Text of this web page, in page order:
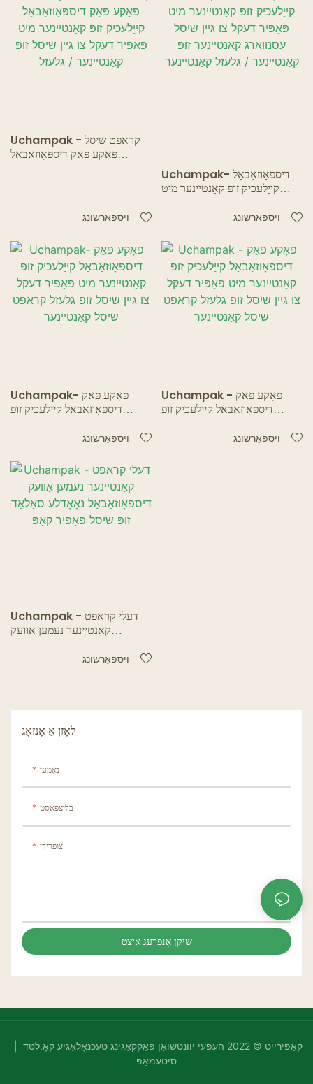
Uchampak - קראַפט שיסל
פּאָקע פּאַק דיספּאָוזאַבאַל
ויספאָרשונג
Uchampak- דיספּאָוזאַבאַל
קייַלעכיק זופּ קאַנטיינער מיט
עסנוואַרג קאַנטיינער זופּ
ויספאָרשונג
Uchampak- פּאָקע פּאַק
דיספּאָוזאַבאַל קייַלעכיק זופּ
גיין שיסל זופּ גלעזל קראַפט שיסל
ויספאָרשונג
Uchampak - פּאָקע פּאַק
דיספּאָוזאַבאַל קייַלעכיק זופּ
גיין שיסל זופּ גלעזל קראַפט שיסל
ויספאָרשונג
Uchampak - דעלי קראַפט
קאַנטיינער נעמען אַוועק
זופּ שיסל פּאַפּיר קאַפּויספאָרשונג
לאָזן אַ אָנזאָג
נאָמען
בליצפּאָסט
צופרידן
שיקן אָנפרעג איצט
קאַפּירייט © 2022 העפעי יוונטשואַן פּאַקקאַגינג טעכנאָלאָגיע קאָ.לטד |
סיטעמאַפּ